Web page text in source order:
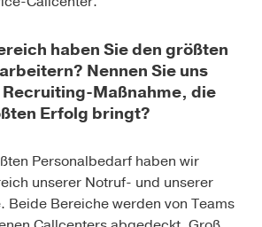
haben Sie den größten
Nennen Sie uns
Maßnahme, die
Erfolg bringt?
Personalbedarf haben wir
unserer Notruf- und unserer
Beide Bereiche werden von Teams